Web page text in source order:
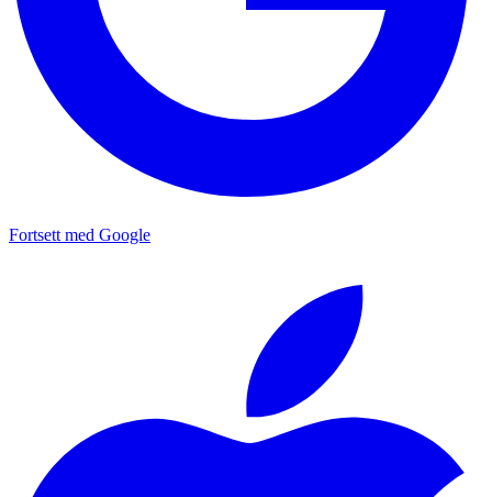
Fortsett med Google